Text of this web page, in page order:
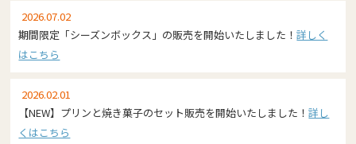
2026.07.02
期間限定「シーズンボックス」の販売を開始いたしました！詳しく
はこちら
2026.02.01
【NEW】プリンと焼き菓子のセット販売を開始いたしました！詳し
くはこちら